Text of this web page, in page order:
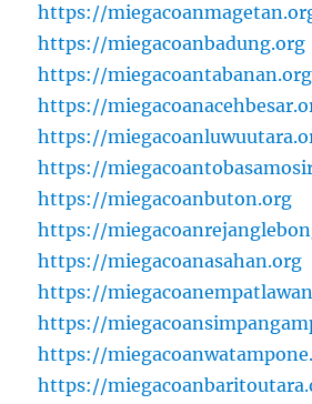
https://
https://miegacoanbadung.org
https://miegacoantabanan.org
https://
https://
https://
https://miegacoanbuton.org
https://
https://miegacoanasahan.org
https://
https://
https://
https://